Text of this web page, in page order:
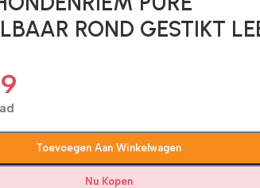
ROND GESTIKT
Toevoegen Aan Winkelwagen
Nu Kopen